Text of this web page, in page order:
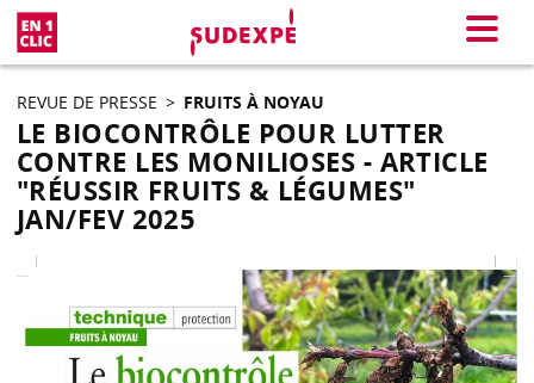
Menu
REVUE DE PRESSE > FRUITS À NOYAU
LE BIOCONTRÔLE POUR LUTTER
CONTRE LES MONILIOSES - ARTICLE
"RÉUSSIR FRUITS & LÉGUMES"
JAN/FEV 2025